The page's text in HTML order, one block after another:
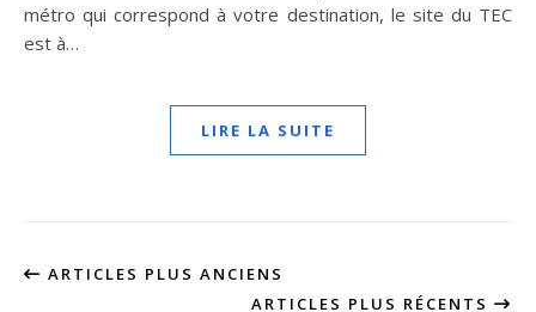
métro qui correspond à votre destination, le site du TEC
est à…
LIRE LA SUITE
ARTICLES PLUS ANCIENS
ARTICLES PLUS RÉCENTS